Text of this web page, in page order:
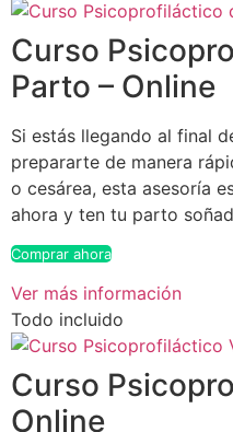
Curso
Parto – Online
Si estás llegando al final
prepararte de manera
o cesárea, esta asesoría
ahora y ten tu parto
Comprar ahora
Ver más información
Todo incluido
Curso
Online